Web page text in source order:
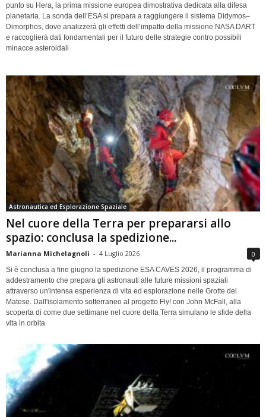
punto su Hera, la prima missione europea dimostrativa dedicata alla difesa
planetaria. La sonda dell’ESA si prepara a raggiungere il sistema Didymos–
Dimorphos, dove analizzerà gli effetti dell’impatto della missione NASA DART
e raccoglierà dati fondamentali per il futuro delle strategie contro possibili
minacce asteroidali
Astronautica ed Esplorazione Spaziale
Nel cuore della Terra per prepararsi allo
spazio: conclusa la spedizione...
Marianna Michelagnoli - 4 Luglio 2026 0
Si è conclusa a fine giugno la spedizione ESA CAVES 2026, il programma di
addestramento che prepara gli astronauti alle future missioni spaziali
attraverso un'intensa esperienza di vita ed esplorazione nelle Grotte del
Matese. Dall'isolamento sotterraneo al progetto Fly! con John McFall, alla
scoperta di come due settimane nel cuore della Terra simulano le sfide della
vita in orbita